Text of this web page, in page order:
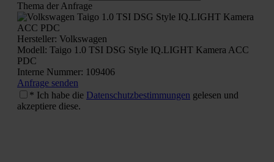
The­ma der Anfra­ge
Her­stel­ler: Volks­wa­gen
Modell: Tai­go 1.0 TSI DSG Style IQ.LIGHT Kame­ra ACC
PDC
Inter­ne Num­mer: 109406
Anfra­ge sen­den
* Ich habe die Daten­schutz­be­stim­mun­gen gele­sen und
akzep­tie­re die­se.